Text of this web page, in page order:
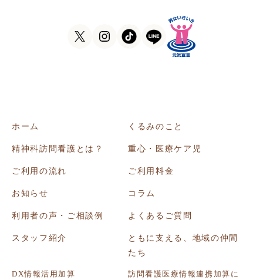
ホーム くるみのこと
精神科訪問看護とは？ 重心・医療ケア児
ご利用の流れ ご利用料金
お知らせ コラム
利用者の声・ご相談例 よくあるご質問
スタッフ紹介
ともに支える、地域の仲間
たち
DX情報活用加算
訪問看護医療情報連携加算に